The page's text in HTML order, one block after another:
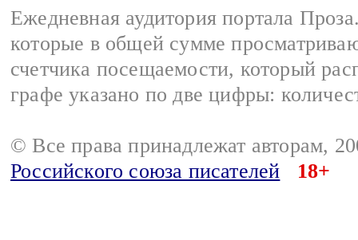
Ежедневная аудитория портала
которые в общей сумме
счетчика посещаемости, который
графе указано по две цифры:
© Все права принадлежат авторам,
Российского союза писателей
18+